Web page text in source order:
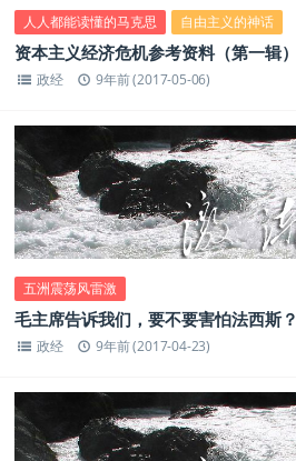
人人都能读懂的马克思 自由主义的神话
资本主义经济危机参考资料（第一辑）
政经 9年前 (2017-05-06)
五洲震荡风雷激
毛主席告诉我们，要不要害怕法西斯？
政经 9年前 (2017-04-23)